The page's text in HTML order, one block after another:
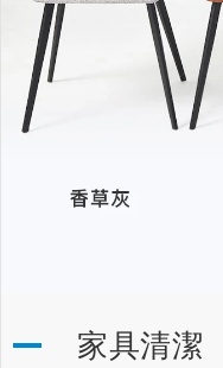
家具清潔